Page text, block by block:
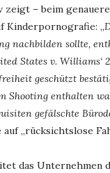
– beim
Kinderpornografie: „
nachbilden sollte,
States v.
geschützt
Shooting enthalten
gefälschte
„rücksichtslose
das Unternehmen